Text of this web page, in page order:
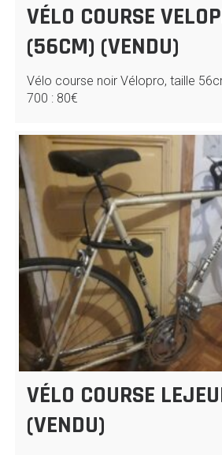
VÉLO COURSE
(56CM) (VENDU)
Vélo course noir Vélopro, taille
700 : 80€
VÉLO COURSE
(VENDU)